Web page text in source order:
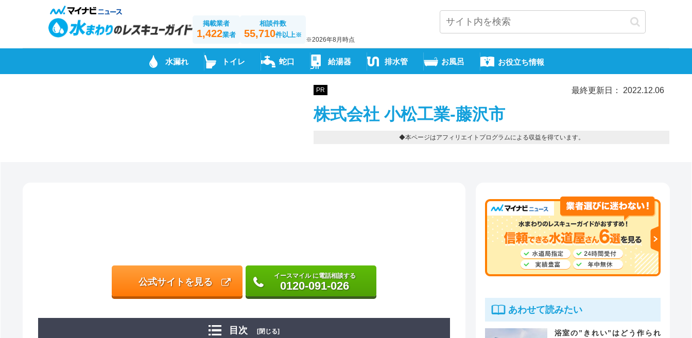
掲載業者
1,422業者
相談件数
55,710件以上※
※2026年8月時点
水漏れ トイレ 蛇口 給湯器 排水管 お風呂 お役立ち情報
PR 最終更新日： 2022.12.06
株式会社 小松工業-藤沢市
◆本ページはアフィリエイトプログラムによる収益を得ています。
公式サイトを見る
イースマイル に電話相談する
0120-091-026
目次 [閉じる]
あわせて読みたい
浴室の”きれい”はどう作られ